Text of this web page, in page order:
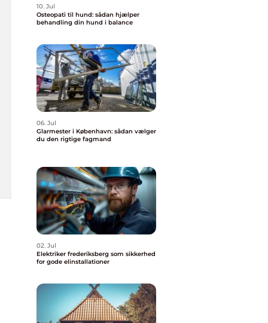
10. Jul
Osteopati til hund: sådan hjælper
behandling din hund i balance
06. Jul
Glarmester i København: sådan vælger
du den rigtige fagmand
02. Jul
Elektriker frederiksberg som sikkerhed
for gode elinstallationer